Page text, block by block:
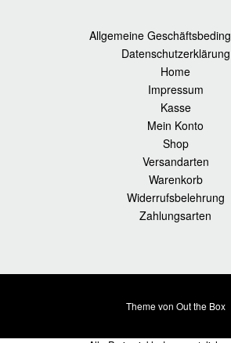
Allgemeine
Datenschutzerklärung
Home
Impressum
Kasse
Mein Konto
Shop
Versandarten
Warenkorb
Widerrufsbelehrung
Zahlungsarten
Theme von Out the Box